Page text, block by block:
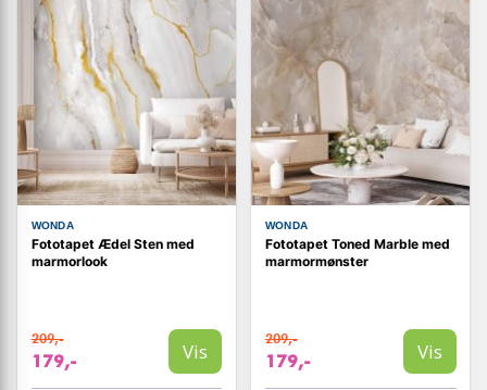
WONDA
Fototapet Ædel Sten med
marmorlook
209,-
179,- Vis
WONDA
Fototapet Toned Marble med
marmormønster
209,-
179,- Vis